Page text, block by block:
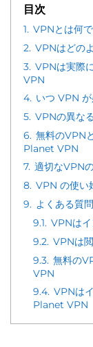
目次
1. VPNとは何
2. VPNはどの
3. VPNは実際
VPN
4. いつ VPN
5. VPNの異な
6. 無料のVPN
Planet VPN
7. 適切なVPN
8. VPN の使い
9. よくある質問
9.1. VPNはイ
9.2. VPNは
9.3. 無料の
VPN
9.4. VPNは
Planet VPN